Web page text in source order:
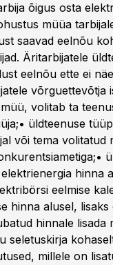
õigus osta
müüa
saavad eelnõu
Äritarbijatele
eelnõu ette ei
võrguettevõtja
volitab ta
üldteenuse
või tema volitatud
hinna
eelmise
hinna alusel, lisaks
hinnale lisada
seletuskirja
millele on